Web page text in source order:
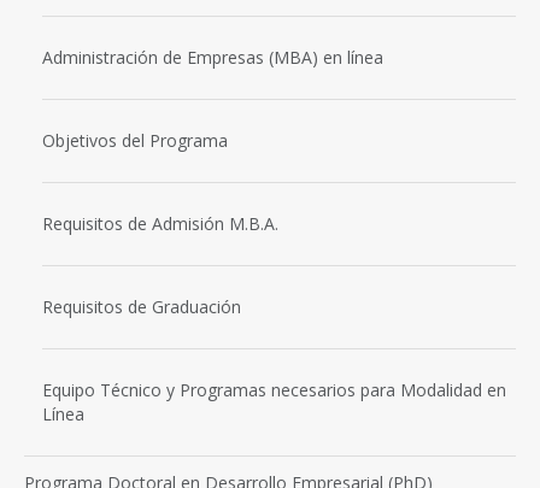
Administración de Empresas (MBA) en línea
Objetivos del Programa
Requisitos de Admisión M.B.A.
Requisitos de Graduación
Equipo Técnico y Programas necesarios para Modalidad en
Línea
Programa Doctoral en Desarrollo Empresarial (PhD)